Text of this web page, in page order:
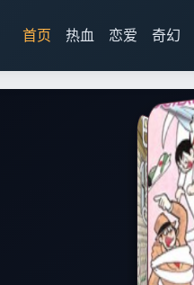
首页 热血 恋爱 奇幻